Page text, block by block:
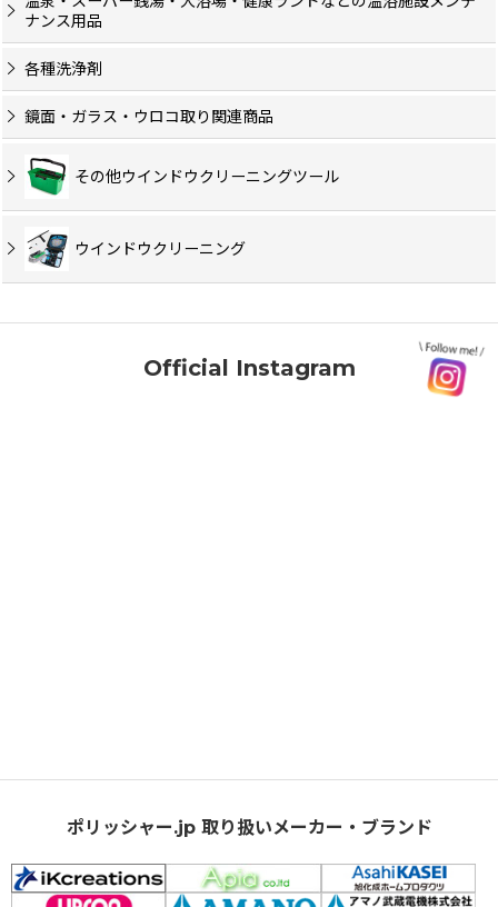
ナンス用品
各種洗浄剤
鏡面・ガラス・ウロコ取り関連商品
その他ウインドウクリーニングツール
ウインドウクリーニング
Official Instagram
ポリッシャー.jp 取り扱いメーカー・ブランド